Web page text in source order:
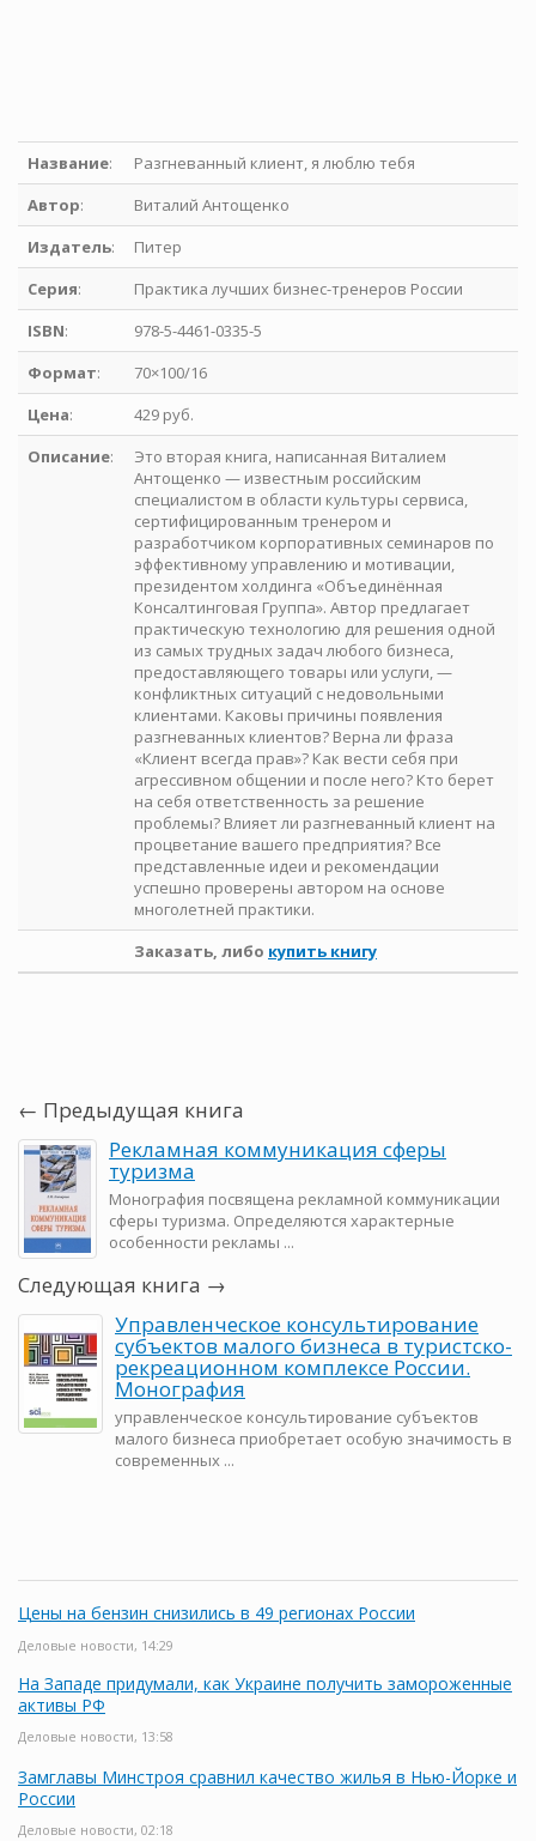
Название:
Разгневанный клиент, я люблю тебя
Автор:
Виталий Антощенко
Издатель:
Питер
Серия:
Практика лучших бизнес-тренеров России
ISBN:
978-5-4461-0335-5
Формат:
70×100/16
Цена:
429 руб.
Описание:
Это вторая книга, написанная Виталием
Антощенко — известным российским
специалистом в области культуры сервиса,
сертифицированным тренером и
разработчиком корпоративных семинаров по
эффективному управлению и мотивации,
президентом холдинга «Объединённая
Консалтинговая Группа». Автор предлагает
практическую технологию для решения одной
из самых трудных задач любого бизнеса,
предоставляющего товары или услуги, —
конфликтных ситуаций с недовольными
клиентами. Каковы причины появления
разгневанных клиентов? Верна ли фраза
«Клиент всегда прав»? Как вести себя при
агрессивном общении и после него? Кто берет
на себя ответственность за решение
проблемы? Влияет ли разгневанный клиент на
процветание вашего предприятия? Все
представленные идеи и рекомендации
успешно проверены автором на основе
многолетней практики.
Заказать, либо купить книгу
← Предыдущая книга
Рекламная коммуникация сферы
туризма
Монография посвящена рекламной коммуникации
сферы туризма. Определяются характерные
особенности рекламы ...
Следующая книга →
Управленческое консультирование
субъектов малого бизнеса в туристско-
рекреационном комплексе России.
Монография
управленческое консультирование субъектов
малого бизнеса приобретает особую значимость в
современных ...
Цены на бензин снизились в 49 регионах России
Деловые новости, 14:29
На Западе придумали, как Украине получить замороженные
активы РФ
Деловые новости, 13:58
Замглавы Минстроя сравнил качество жилья в Нью-Йорке и
России
Деловые новости, 02:18